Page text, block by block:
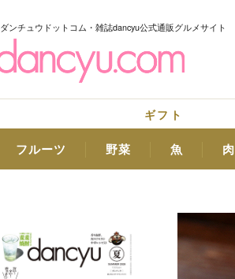
ダンチュウドットコム・雑誌dancyu公式通販グルメサイト
ギフト
フルーツ 野菜 魚 肉